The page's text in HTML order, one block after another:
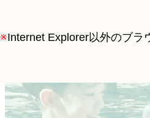
※Internet Explorer以外のブラ